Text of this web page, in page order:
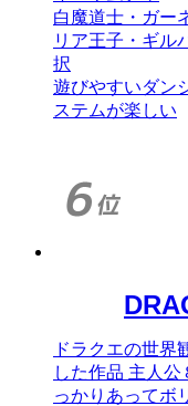
白魔道士・ガー
リア王子・ギル
択
遊びやすいダン
ステムが楽しい
ドラクエの世界
した作品 主人
っかりあってボ